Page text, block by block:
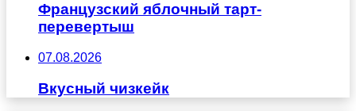
Французский яблочный тарт-
перевертыш
07.08.2026
Вкусный чизкейк